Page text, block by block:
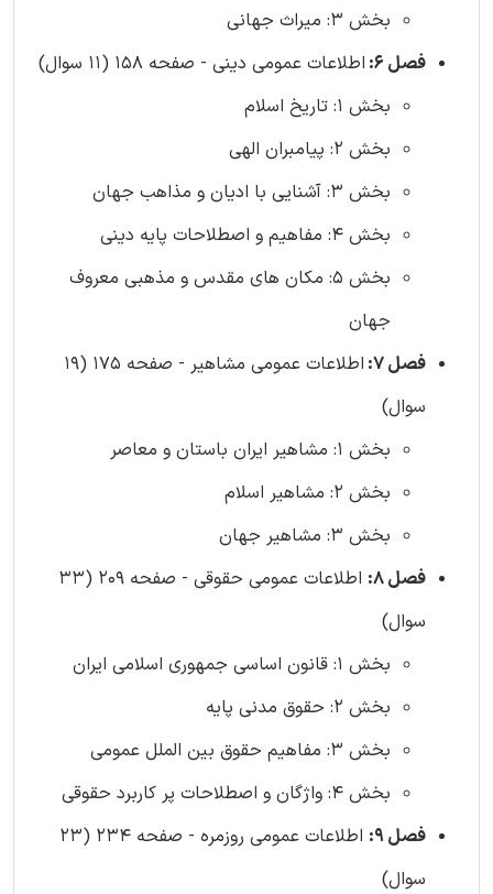
بخش 3: میراث جهانی
فصل 6:
اطلاعات عمومی دینی - صفحه 158 (11 سوال)
بخش 1: تاریخ اسلام
بخش 2: پیامبران الهی
بخش 3: آشنایی با ادیان و مذاهب جهان
بخش 4: مفاهیم و اصطلاحات پایه دینی
بخش 5: مکان های مقدس و مذهبی معروف
جهان
فصل 7:
اطلاعات عمومی مشاهیر - صفحه 175 (19
سوال)
بخش 1: مشاهیر ایران باستان و معاصر
بخش 2: مشاهیر اسلام
بخش 3: مشاهیر جهان
فصل 8:
اطلاعات عمومی حقوقی - صفحه 209 (33
سوال)
بخش 1: قانون اساسی جمهوری اسلامی ایران
بخش 2: حقوق مدنی پایه
بخش 3: مفاهیم حقوق بین الملل عمومی
بخش 4: واژگان و اصطلاحات پر کاربرد حقوقی
فصل 9:
اطلاعات عمومی روزمره - صفحه 234 (23
سوال)